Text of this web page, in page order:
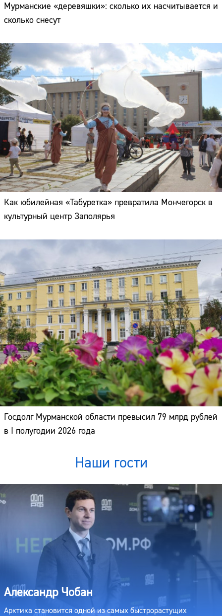
Мурманские «деревяшки»: сколько их насчитывается и
сколько снесут
Как юбилейная «Табуретка» превратила Мончегорск в
культурный центр Заполярья
Госдолг Мурманской области превысил 79 млрд рублей
в I полугодии 2026 года
Наши гости
Александр Чобан
Арктика становится одной из самых быстрорастущих